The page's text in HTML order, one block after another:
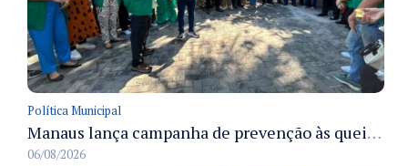
Política Municipal
Manaus lança campanha de prevenção às queimadas no verão amazônico com comitê integrado
06/08/2026